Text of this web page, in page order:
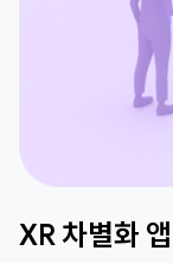
XR 차별화 앱